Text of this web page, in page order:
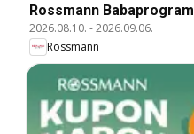
Rossmann Babaprogram
2026.08.10. -2026.09.06.
Rossmann